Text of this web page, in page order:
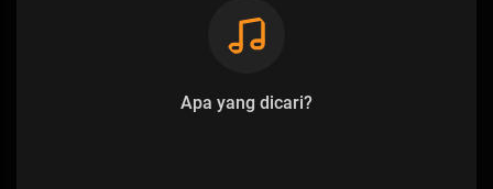
Apa yang dicari?